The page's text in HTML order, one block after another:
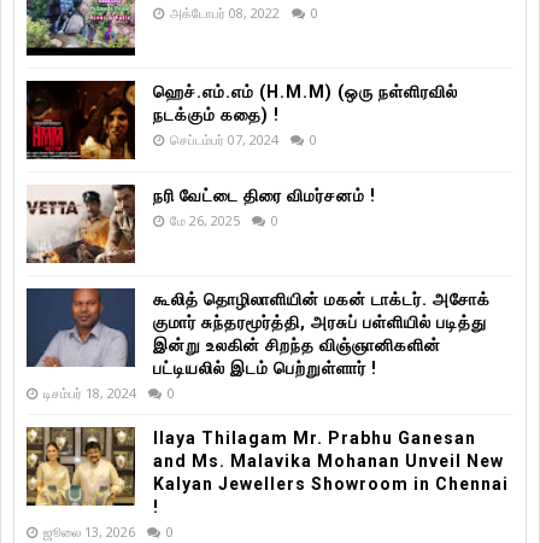
அக்டோபர் 08, 2022 0
ஹெச்.எம்.எம் (H.M.M) (ஒரு நள்ளிரவில்
நடக்கும் கதை) !
செப்டம்பர் 07, 2024 0
நரி வேட்டை திரை விமர்சனம் !
மே 26, 2025 0
கூலித் தொழிலாளியின் மகன் டாக்டர். அசோக்
குமார் சுந்தரமூர்த்தி, அரசுப் பள்ளியில் படித்து
இன்று உலகின் சிறந்த விஞ்ஞானிகளின்
பட்டியலில் இடம் பெற்றுள்ளார் !
டிசம்பர் 18, 2024 0
Ilaya Thilagam Mr. Prabhu Ganesan
and Ms. Malavika Mohanan Unveil New
Kalyan Jewellers Showroom in Chennai
!
ஜூலை 13, 2026 0